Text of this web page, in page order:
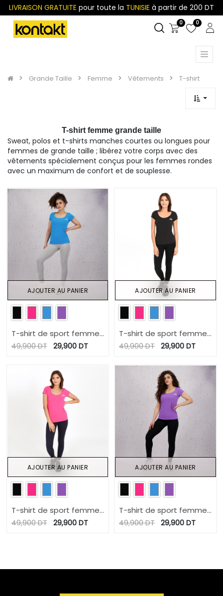
LIVRAISON GRATUITE pour toute la TUNISIE à partir de 200 DT
0 0
Grande Taille Femme Vêtements T-shirt
T-shirt femme grande taille
Sweat, polos et t-shirts manches courtes ou longues pour
femmes de grande taille ; libérez votre corps avec des
vêtements spécialement conçus pour les femmes rondes
avec un maximum de confort et de souplesse.
T-shirt de sport femme
manches courtes
49,900DT 29,900DT
AJOUTER AU PANIER
T-shirt de sport femme
manches courtes
49,900DT 29,900 DT
AJOUTER AU PANIER
T-shirt de sport femme
manches courtes
49,900DT 29,900DT
AJOUTER AU PANIER
T-shirt de sport femme
manches courtes
49,900DT 29,900 DT
AJOUTER AU PANIER